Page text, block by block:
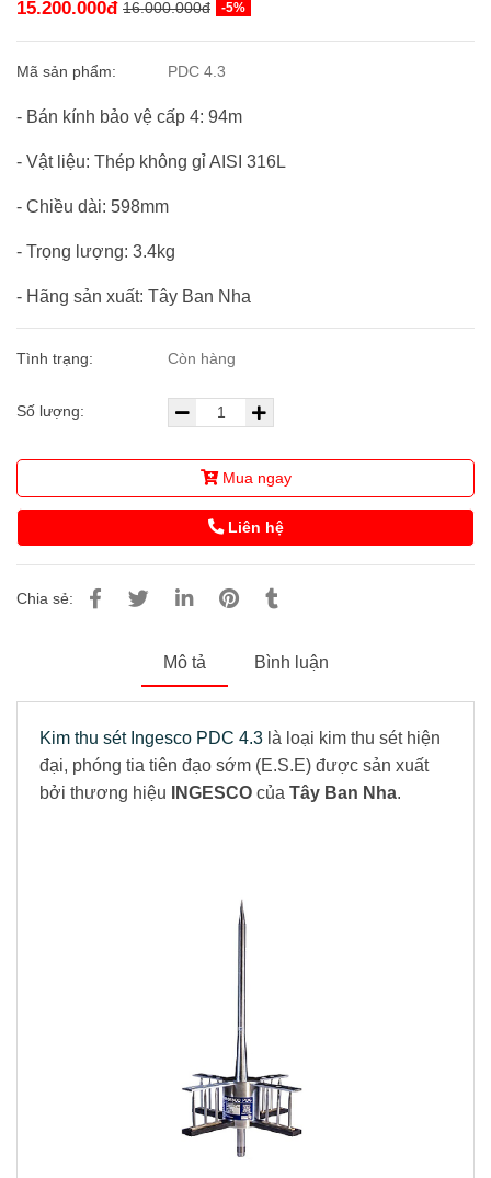
15.200.000đ 16.000.000đ -5%
Mã sản phẩm: PDC 4.3
- Bán kính bảo vệ cấp 4: 94m
- Vật liệu: Thép không gỉ AISI 316L
- Chiều dài: 598mm
- Trọng lượng: 3.4kg
- Hãng sản xuất: Tây Ban Nha
Tình trạng: Còn hàng
Số lượng:
Mua ngay
Liên hệ
Chia sẻ:
Mô tả Bình luận
Kim thu sét Ingesco PDC 4.3 là loại kim thu sét hiện
đại, phóng tia tiên đạo sớm (E.S.E) được sản xuất
bởi thương hiệu
INGESCO của Tây Ban Nha.